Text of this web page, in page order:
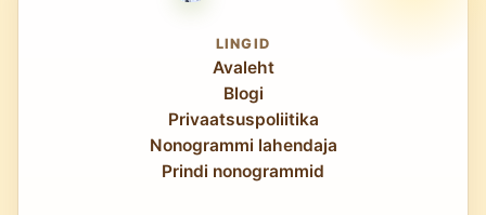
LINGID
Avaleht
Blogi
Privaatsuspoliitika
Nonogrammi lahendaja
Prindi nonogrammid